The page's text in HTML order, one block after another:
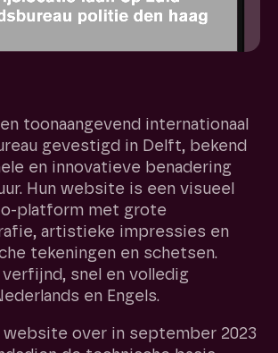
toonaangevend internationaal
gevestigd in Delft, bekend
en innovatieve benadering
Hun website is een visueel
platform met grote
artistieke impressies en
tekeningen en schetsen.
verfijnd, snel en volledig
en Engels.
website over in september 2023